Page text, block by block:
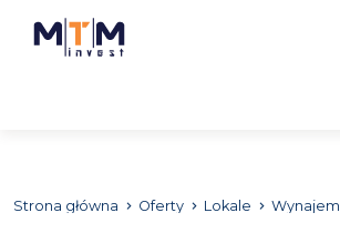
Strona główna Oferty Lokale Wynajem